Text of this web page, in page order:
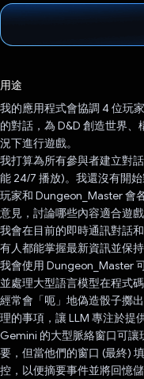
用途
我的應用程式會協調 4 位玩
的對話，為 D&D 創造世界
況下進行遊戲。
我打算為所有參與者建立對
能 24/7 播放)。我還沒有開
玩家和 Dungeon_Master 會
意見，討論哪些內容適合遊戲
我會在目前的即時通訊對話
有人都能掌握最新資訊並保持
我會使用 Dungeon_Master
並處理大型語言模型在程式
經常會「呃」地偽造骰子擲
理的事項，讓 LLM 專注於提
Gemini 的大型脈絡窗口可讓
要，但當他們的窗口 (最終)
控，以便摘要事件並將回憶